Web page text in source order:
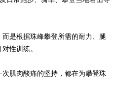
是根据珠峰攀登所需的耐力、腿
性训练。
肌肉酸痛的坚持，都在为攀登珠